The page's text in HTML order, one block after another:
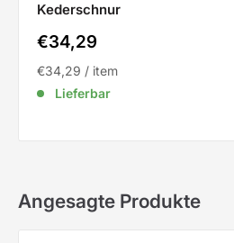
Kederschnur
Sale
Preis
€34,29
€34,29 / item
Lieferbar
Angesagte Produkte